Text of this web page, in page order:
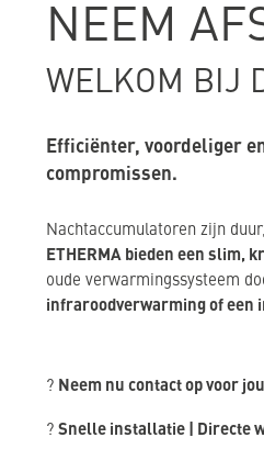
NEEM
WELKOM BIJ
Efficiënter, voordeliger
compromissen.
Nachtaccumulatoren zijn
ETHERMA bieden een slim,
oude verwarmingssysteem
infraroodverwarming of een
? Neem nu contact op voor
? Snelle installatie | Directe